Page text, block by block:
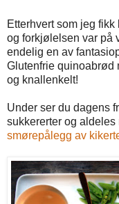
Etterhvert som jeg
og forkjølelsen var på
endelig en av
Glutenfrie quinoabrød
og knallenkelt!
Under ser du dagens
sukkererter og
smørepålegg av